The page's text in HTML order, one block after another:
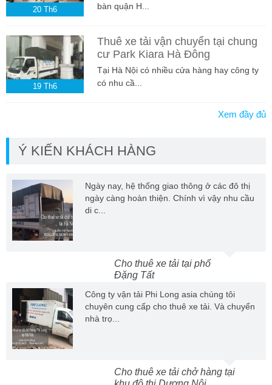
20 Th6
bàn quận H...
19 Th6
Thuê xe tải vận chuyển tại chung
cư Park Kiara Hà Đông
Tại Hà Nội có nhiều cửa hàng hay công ty
có nhu cầ...
Xem đầy đủ
Ý KIẾN KHÁCH HÀNG
Ngày nay, hệ thống giao thông ở các đô thị
ngày càng hoàn thiện. Chính vì vậy nhu cầu
di c...
Cho thuê xe tải tại phố
Đặng Tất
Công ty vận tải Phi Long asia chúng tôi
chuyên cung cấp cho thuê xe tải. Và chuyển
nhà trọ...
Cho thuê xe tải chở hàng tại